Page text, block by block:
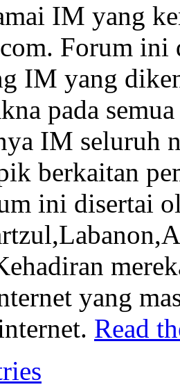
IM yang
Forum ini
IM yang
pada
IM seluruh
berkaitan
ini disertai
yang
Read